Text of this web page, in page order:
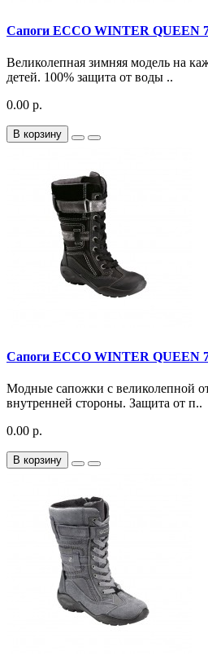
Сапоги ECCO WINTER QUEEN
Великолепная зимняя модель на
детей. 100% защита от воды ..
0.00 р.
В корзину
Сапоги ECCO WINTER QUEEN
Модные сапожки с великолепной
внутренней стороны. Защита от п..
0.00 р.
В корзину